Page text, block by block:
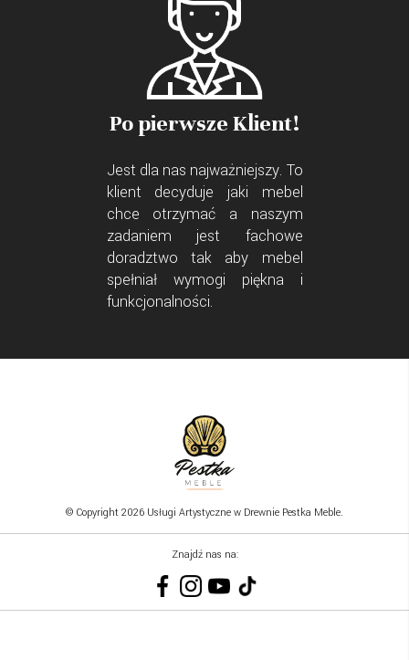
Po pierwsze Klient!
Jest dla nas najważniejszy. To
klient decyduje jaki mebel
chce otrzymać a naszym
zadaniem jest fachowe
doradztwo tak aby mebel
spełniał wymogi piękna i
funkcjonalności.
© Copyright 2026 Usługi Artystyczne w Drewnie Pestka Meble.
Znajdź nas na: